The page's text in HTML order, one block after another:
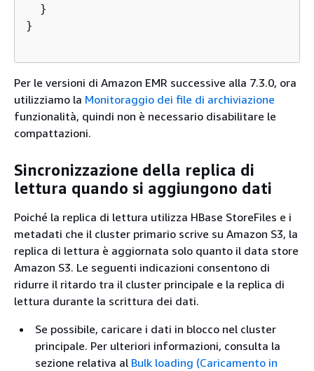
  }
}
Per le versioni di Amazon EMR successive alla 7.3.0, ora
utilizziamo la Monitoraggio dei file di archiviazione
funzionalità, quindi non è necessario disabilitare le
compattazioni.
Sincronizzazione della replica di
lettura quando si aggiungono dati
Poiché la replica di lettura utilizza HBase StoreFiles e i
metadati che il cluster primario scrive su Amazon S3, la
replica di lettura è aggiornata solo quanto il data store
Amazon S3. Le seguenti indicazioni consentono di
ridurre il ritardo tra il cluster principale e la replica di
lettura durante la scrittura dei dati.
Se possibile, caricare i dati in blocco nel cluster
principale. Per ulteriori informazioni, consulta la
sezione relativa al Bulk loading (Caricamento in